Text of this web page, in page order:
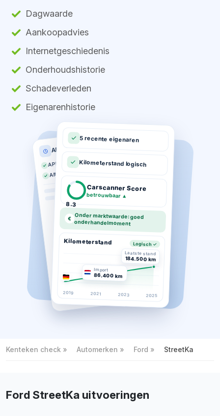
Dagwaarde
Aankoopadvies
Internetgeschiedenis
Onderhoudshistorie
Schadeverleden
Eigenarenhistorie
APK historie
APK geldig tot 03-2026
Altijd op tijd gekeurd
5 recente eigenaren
Kilometerstand logisch
8.3
Carscanner Score
betrouwbaar ▲
€ Onder marktwaarde: goed
onderhandelmoment
Kilometerstand Logisch ✓
Laatste stand
184.500 km
Import
86.400 km
2019 2021 2023 2025
Kenteken check Automerken Ford StreetKa
Ford StreetKa uitvoeringen